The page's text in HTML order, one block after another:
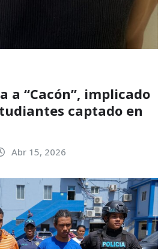
a “Cacón”, implicado
captado en
Abr 15, 2026